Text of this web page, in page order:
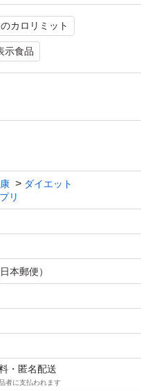
カロリミット
示食品
ダイエット
リ
本郵便）
・匿名配送
者に支払われます